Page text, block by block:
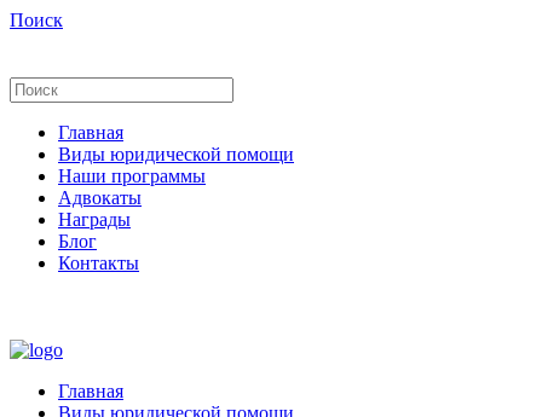
Поиск
Главная
Виды юридической помощи
Наши программы
Адвокаты
Награды
Блог
Контакты
Главная
Виды юридической помощи